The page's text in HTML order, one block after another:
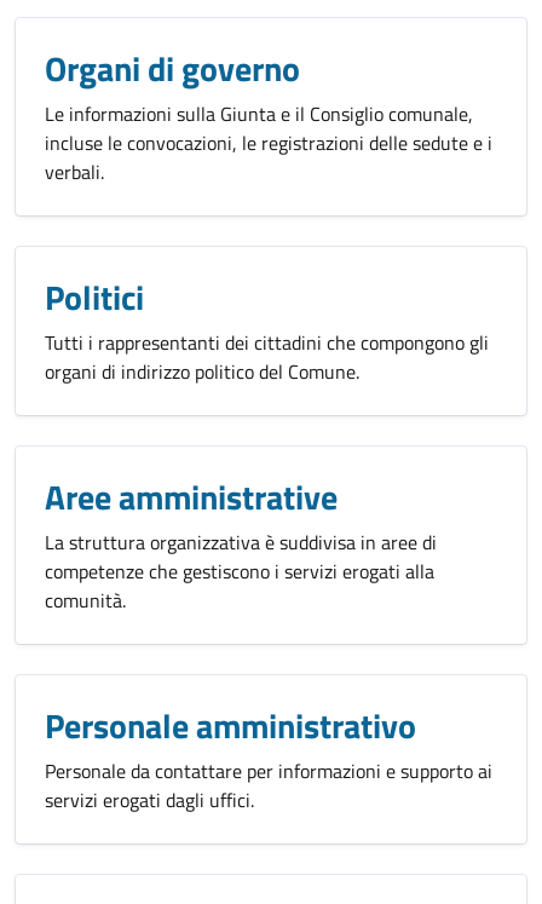
Organi di governo
Le informazioni sulla Giunta e il Consiglio comunale,
incluse le convocazioni, le registrazioni delle sedute e i
verbali.
Politici
Tutti i rappresentanti dei cittadini che compongono gli
organi di indirizzo politico del Comune.
Aree amministrative
La struttura organizzativa è suddivisa in aree di
competenze che gestiscono i servizi erogati alla
comunità.
Personale amministrativo
Personale da contattare per informazioni e supporto ai
servizi erogati dagli uffici.